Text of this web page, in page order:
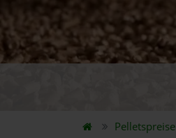
Pelletspreise